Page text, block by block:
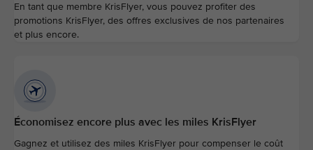
En tant que membre KrisFlyer, vous pouvez profiter des
promotions KrisFlyer, des offres exclusives de nos partenaires
et plus encore.
Économisez encore plus avec les miles KrisFlyer
Gagnez et utilisez des miles KrisFlyer pour compenser le coût